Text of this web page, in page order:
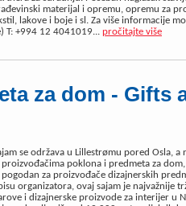
materijal i opremu, opremu za
lakove i boje i sl. Za više informacije
T: +994 12 4041019... pročitajte više
za dom - Gifts
se održava u Lillestrømu pored Osla, a
proizvođačima poklona i predmeta za
pogodan za proizvođače dizajnerskih
organizatora, ovaj sajam je najvažnije
i dizajnerske proizvode za interijer u